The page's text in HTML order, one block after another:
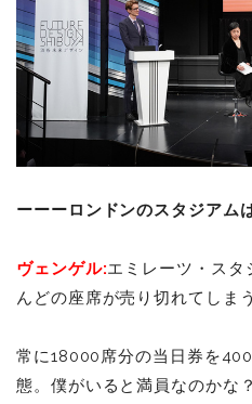
ーーーロンドンのスタジアム
ヴェンゲル:エミレーツ・スタ
んどの座席が売り切れてしま
常に18000席分の当日券を
態。僕がいると満員なのかな